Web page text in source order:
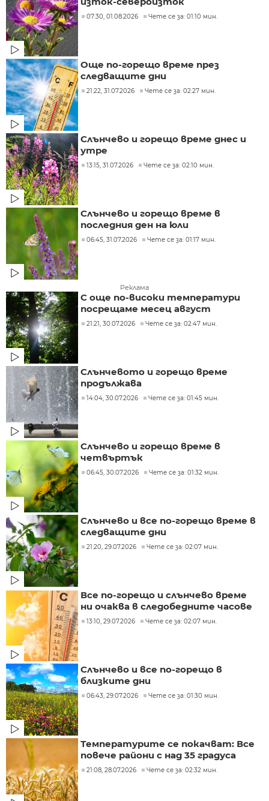
07:30, 01.08.2026 Чете се за: 01:10 мин.
Още по-горещо време през
следващите дни
21:22, 31.07.2026 Чете се за: 02:27 мин.
Слънчево и горещо време днес и
утре
13:15, 31.07.2026 Чете се за: 02:10 мин.
Слънчево и горещо време в
последния ден на юли
06:45, 31.07.2026 Чете се за: 01:17 мин.
Реклама
С още по-високи температури
посрещаме месец август
21:21, 30.07.2026 Чете се за: 02:47 мин.
Слънчевото и горещо време
продължава
14:04, 30.07.2026 Чете се за: 01:45 мин.
Слънчево и горещо време в
четвъртък
06:45, 30.07.2026 Чете се за: 01:32 мин.
Слънчево и все по-горещо време в
следващите дни
21:20, 29.07.2026 Чете се за: 02:07 мин.
Все по-горещо и слънчево време
ни очаква в следобедните часове
13:10, 29.07.2026 Чете се за: 02:07 мин.
Слънчево и все по-горещо в
близките дни
06:43, 29.07.2026 Чете се за: 01:30 мин.
Температурите се покачват: Все
повече райони с над 35 градуса
21:08, 28.07.2026 Чете се за: 02:32 мин.